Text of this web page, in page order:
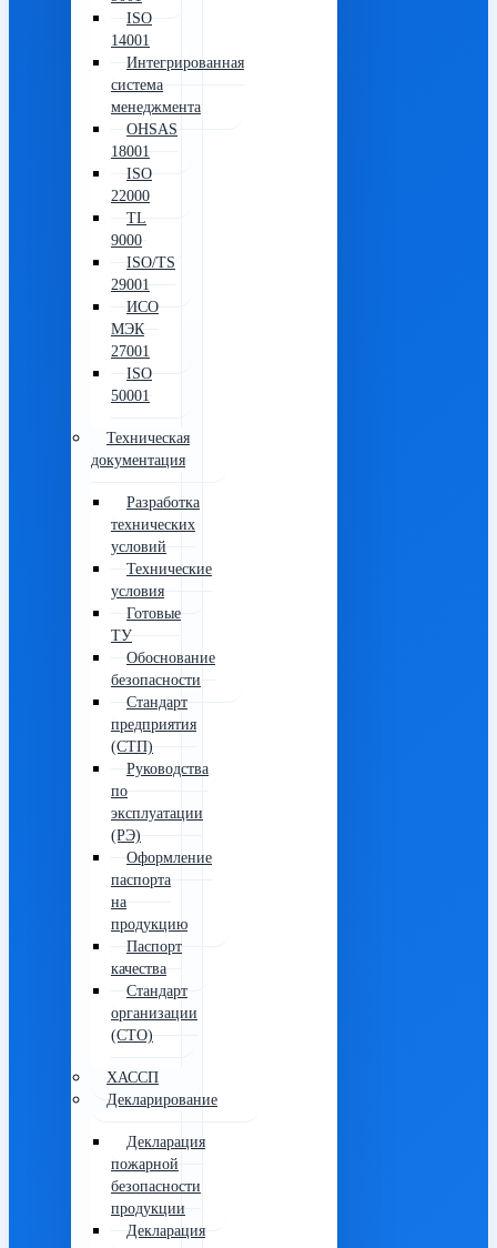
ISO
14001
Интегрированная
система
менеджмента
OHSAS
18001
ISO
22000
TL
9000
ISO/TS
29001
ИСО
МЭК
27001
ISO
50001
Техническая
документация
Разработка
технических
условий
Технические
условия
Готовые
ТУ
Обоснование
безопасности
Стандарт
предприятия
(СТП)
Руководства
по
эксплуатации
(РЭ)
Оформление
паспорта
на
продукцию
Паспорт
качества
Стандарт
организации
(СТО)
ХАССП
Декларирование
Декларация
пожарной
безопасности
продукции
Декларация